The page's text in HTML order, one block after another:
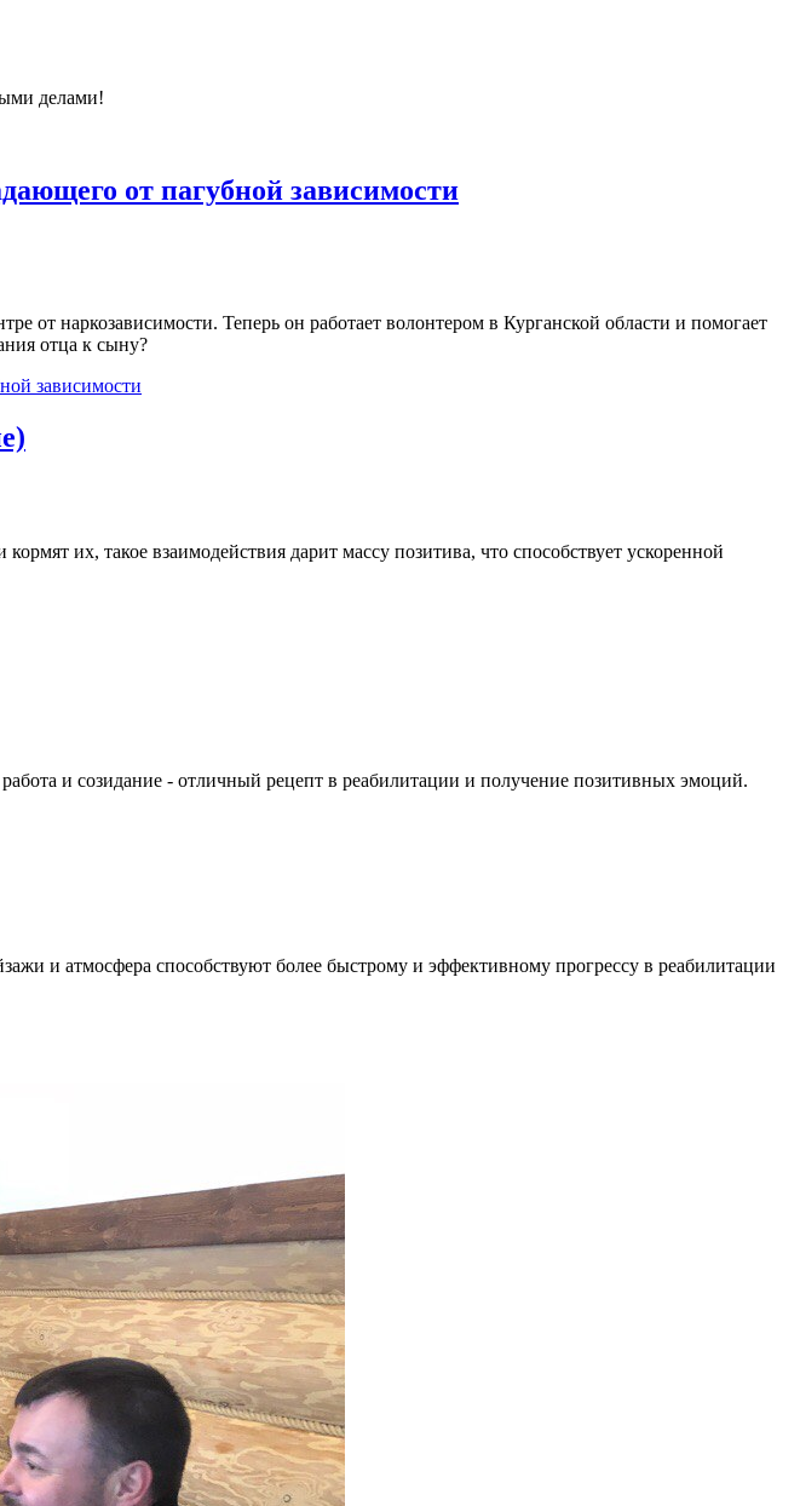
делами!
от пагубной зависимости
наркозависимости. Теперь он работает волонтером в Курганской области и помогает
отца к сыну?
зависимости
их, такое взаимодействия дарит массу позитива, что способствует ускоренной
и созидание - отличный рецепт в реабилитации и получение позитивных эмоций.
и атмосфера способствуют более быстрому и эффективному прогрессу в реабилитации